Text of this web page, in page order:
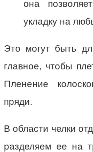
она
укладку на
Это могут быть
главное, чтобы
Пленение
пряди.
В области челки
разделяем ее на